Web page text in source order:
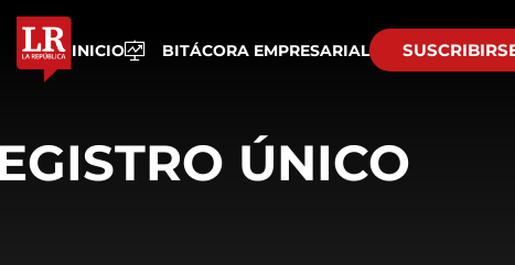
INICIO BITÁCORA EMPRESARIAL
ÚNICO